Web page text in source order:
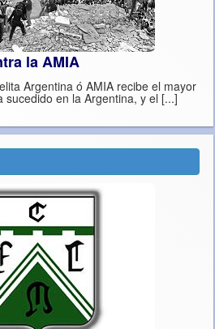
la AMIA
Argentina ó AMIA recibe el mayor
ataque terrorista que haya sucedido en la Argentina, y el [...]